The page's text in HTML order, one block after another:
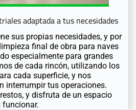
adaptada a tus necesidades
sus propias necesidades, y por
final de obra para naves
especialmente para grandes
de cada rincón, utilizando los
cada superficie, y nos
interrumpir tus operaciones.
y disfruta de un espacio
funcionar.